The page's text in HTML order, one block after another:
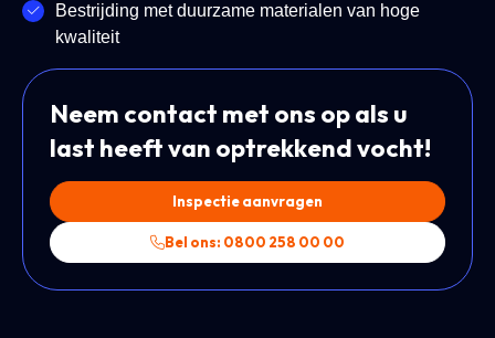
Bestrijding met duurzame materialen van hoge
kwaliteit
Neem contact met ons op als u
last heeft van optrekkend vocht!
Inspectie aanvragen
Bel ons: 0800 258 00 00